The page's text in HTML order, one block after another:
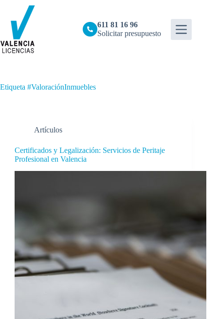
contenido
611 81 16 96
Solicitar presupuesto
Etiqueta #ValoraciónInmuebles
Artículos
Certificados y Legalización: Servicios de Peritaje
Profesional en Valencia